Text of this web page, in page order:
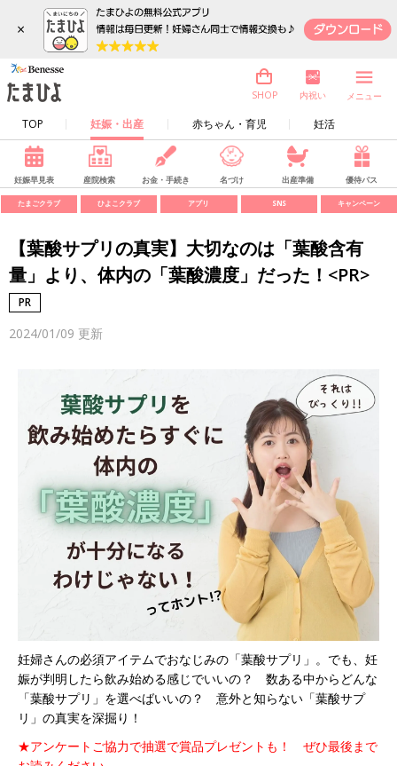
×
TOP 妊娠・出産 赤ちゃん・育児 妊活
SHOP 内祝い メニュー
妊娠早見表 産院検索 お金・手続き 名づけ 出産準備 優待パス
たまごクラブ ひよこクラブ アプリ SNS キャンペーン
【葉酸サプリの真実】大切なのは「葉酸含有
量」より、体内の「葉酸濃度」だった！<PR>
2024/01/09 更新
妊婦さんの必須アイテムでおなじみの「葉酸サプリ」。でも、妊
娠が判明したら飲み始める感じでいいの？ 数ある中からどんな
「葉酸サプリ」を選べばいいの？ 意外と知らない「葉酸サプ
リ」の真実を深掘り！
★アンケートご協力で抽選で賞品プレゼントも！ ぜひ最後まで